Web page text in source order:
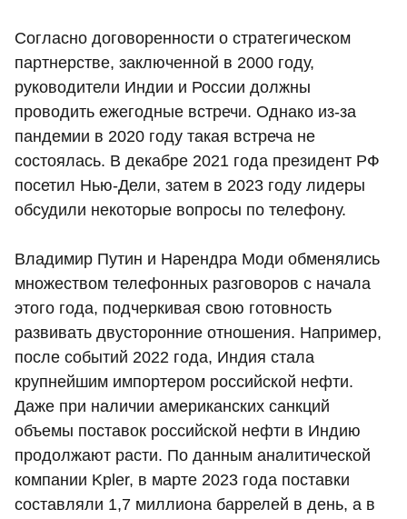
Согласно договоренности о стратегическом
партнерстве, заключенной в 2000 году,
руководители Индии и России должны
проводить ежегодные встречи. Однако из-за
пандемии в 2020 году такая встреча не
состоялась. В декабре 2021 года президент РФ
посетил Нью-Дели, затем в 2023 году лидеры
обсудили некоторые вопросы по телефону.
Владимир Путин и Нарендра Моди обменялись
множеством телефонных разговоров с начала
этого года, подчеркивая свою готовность
развивать двусторонние отношения. Например,
после событий 2022 года, Индия стала
крупнейшим импортером российской нефти.
Даже при наличии американских санкций
объемы поставок российской нефти в Индию
продолжают расти. По данным аналитической
компании Kpler, в марте 2023 года поставки
составляли 1,7 миллиона баррелей в день, а в